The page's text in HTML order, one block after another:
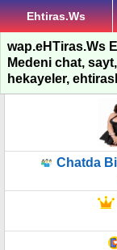
Ehtiras.Ws
wap.eHTiras.Ws
Medeni chat,
hekayeler,
Chatda